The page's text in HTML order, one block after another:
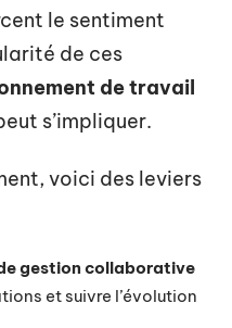
le sentiment
de ces
de travail
s’impliquer.
voici des leviers
gestion collaborative
et suivre l’évolution